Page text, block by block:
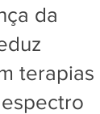
da
terapias